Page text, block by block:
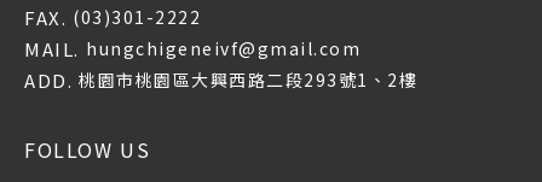
FAX. (03)301-2222
MAIL. hungchigeneivf@gmail.com
ADD. 桃園市桃園區大興西路二段293號1、2樓
FOLLOW US